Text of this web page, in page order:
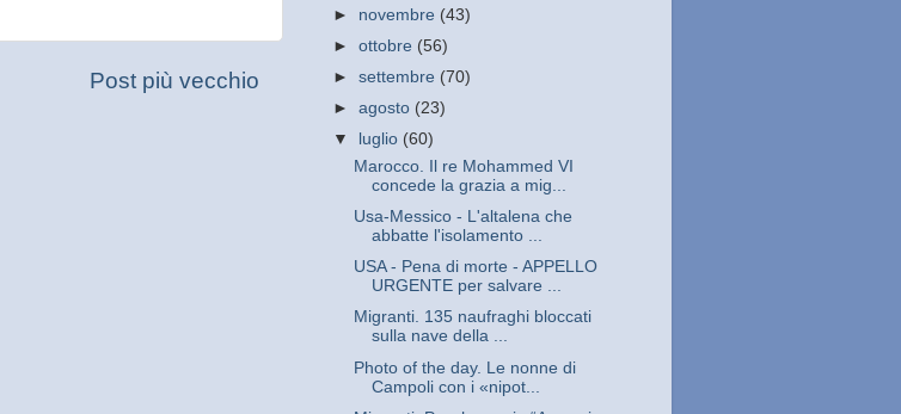
Post più vecchio
► novembre (43)
►ottobre (56)
►settembre (70)
►agosto (23)
▼
luglio (60)
Marocco. Il re Mohammed VI
concede la grazia a mig...
Usa-Messico - L'altalena che
abbatte l'isolamento ...
USA - Pena di morte - APPELLO
URGENTE per salvare ...
Migranti. 135 naufraghi bloccati
sulla nave della ...
Photo of the day. Le nonne di
Campoli con i «nipot...